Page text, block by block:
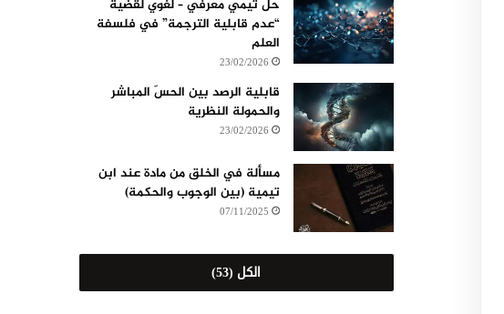
حل تيمي معرفي – لغوي لقضية
“عدم قابلية الترجمة” في فلسفة
العلم
23/02/2026
قابلية الرصد بين الحسّ المباشر
والحمولة النظرية
23/02/2026
مسألة في الخلق من مادة عند ابن
تيمية (بين الوجوب والحكمة)
07/11/2025
الكل (53)